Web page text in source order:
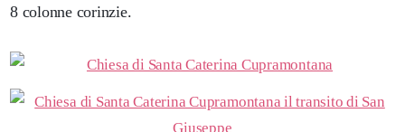
8 colonne corinzie.